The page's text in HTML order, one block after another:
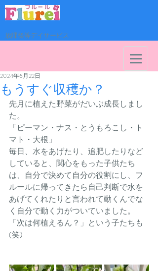
放課後等デイサービス
もうすぐ収穫か？
2024年6月22日
先月に植えた野菜がだいぶ成長しまし
た。
「ピーマン・ナス・とうもろこし・ト
マト・大根」
毎日、水をあげたり、追肥したりなど
していると、関心をもった子供たち
は、自分で決めて自分の役割にし、フ
ルールに帰ってきたら自己判断で水を
あげてくれたりと言われて動くんでな
く自分で動く力がついていました。
「次は何植えるん？」という子たちも
(笑)